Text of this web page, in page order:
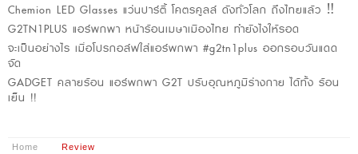
Chemion LED Glasses แว่นปาร์ตี้ โคตรคูลล์ ดังทั่วโลก ถึงไทยแล้ว ‼️
G2TN1PLUS แอร์พกพา หน้าร้อนเมษาเมืองไทย ทำยังไงให้รอด
จะเป็นอย่างไร เมื่อโปรกอล์ฟใส่แอร์พกพา #g2tn1plus ออกรอบวันแดด
จัด
GADGET คลายร้อน แอร์พกพา G2T ปรับอุณหภูมิร่างกาย ได้ทั้ง ร้อน
เย็น !!
Home Review